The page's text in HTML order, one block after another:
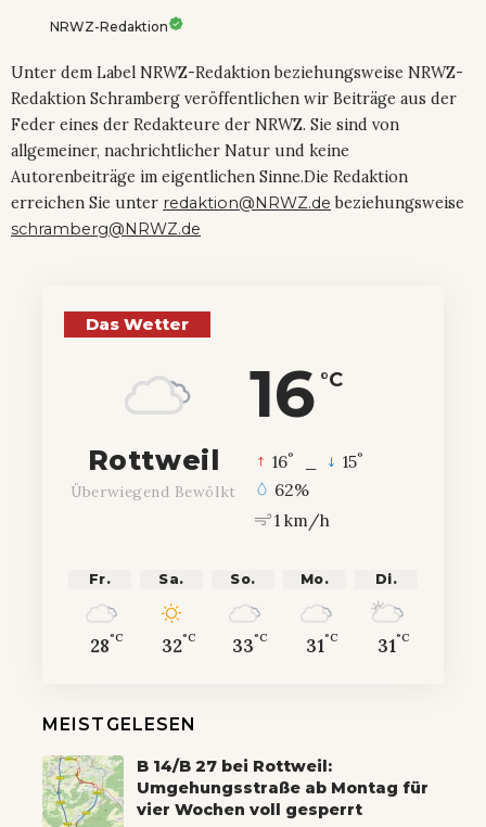
NRWZ-Redaktion
Unter dem Label NRWZ-Redaktion beziehungsweise NRWZ-
Redaktion Schramberg veröffentlichen wir Beiträge aus der
Feder eines der Redakteure der NRWZ. Sie sind von
allgemeiner, nachrichtlicher Natur und keine
Autorenbeiträge im eigentlichen Sinne.Die Redaktion
erreichen Sie unter redaktion@NRWZ.de beziehungsweise
schramberg@NRWZ.de
Das Wetter
16 °C
Rottweil
Überwiegend Bewölkt
16° 15°
62%
1 km/h
Fr.
28°C
Sa.
32°C
So.
33°C
Mo.
31°C
Di.
31°C
MEISTGELESEN
B 14/B 27 bei Rottweil:
Umgehungsstraße ab Montag für
vier Wochen voll gesperrt